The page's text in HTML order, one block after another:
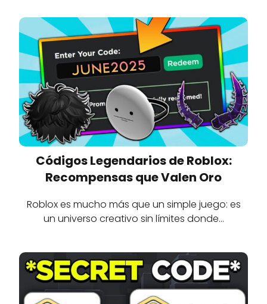
Códigos Legendarios de Roblox:
Recompensas que Valen Oro
Roblox es mucho más que un simple juego: es
un universo creativo sin límites donde…